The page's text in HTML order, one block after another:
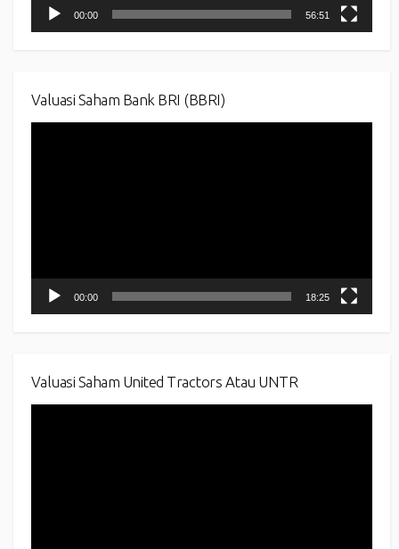
00:00 56:51
Valuasi Saham Bank BRI (BBRI)
00:00 18:25
Valuasi Saham United Tractors Atau UNTR